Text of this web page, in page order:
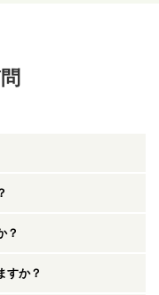
などはPODの取次業者様
ような業者様から弊社を
制作が可能です。しか
さい。
？
版では、既存の書籍の表
すか？